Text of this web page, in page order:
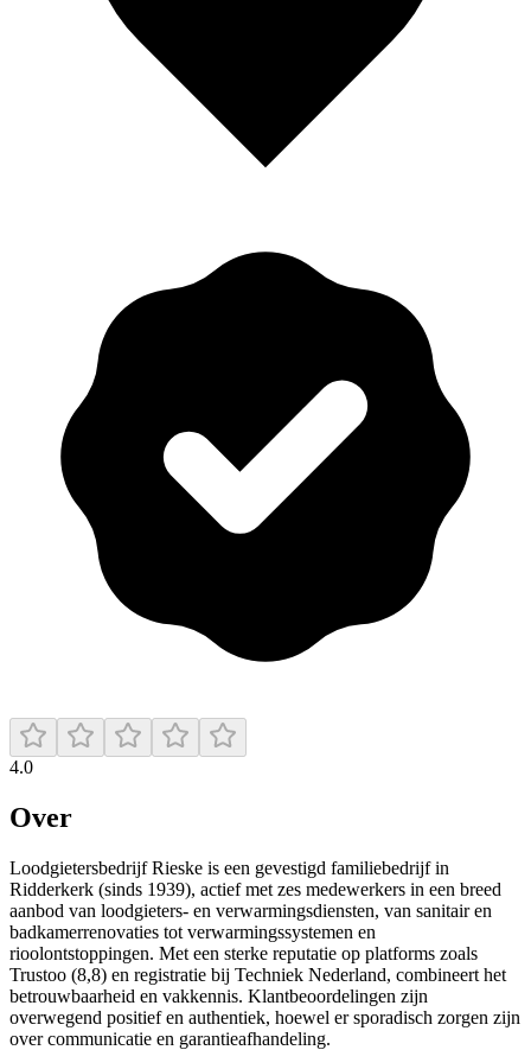
4.0
Over
Loodgietersbedrijf Rieske is een gevestigd familiebedrijf in
Ridderkerk (sinds 1939), actief met zes medewerkers in een breed
aanbod van loodgieters- en verwarmingsdiensten, van sanitair en
badkamerrenovaties tot verwarmingssystemen en
rioolontstoppingen. Met een sterke reputatie op platforms zoals
Trustoo (8,8) en registratie bij Techniek Nederland, combineert het
betrouwbaarheid en vakkennis. Klantbeoordelingen zijn
overwegend positief en authentiek, hoewel er sporadisch zorgen zijn
over communicatie en garantieafhandeling.